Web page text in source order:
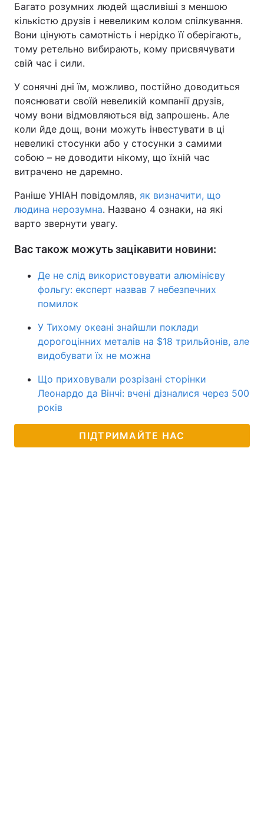
Багато розумних людей щасливіші з меншою
кількістю друзів і невеликим колом спілкування.
Вони цінують самотність і нерідко її оберігають,
тому ретельно вибирають, кому присвячувати
свій час і сили.
У сонячні дні їм, можливо, постійно доводиться
пояснювати своїй невеликій компанії друзів,
чому вони відмовляються від запрошень. Але
коли йде дощ, вони можуть інвестувати в ці
невеликі стосунки або у стосунки з самими
собою – не доводити нікому, що їхній час
витрачено не даремно.
Раніше УНІАН повідомляв, як визначити, що
людина нерозумна. Названо 4 ознаки, на які
варто звернути увагу.
Вас також можуть зацікавити новини:
Де не слід використовувати алюмінієву
фольгу: експерт назвав 7 небезпечних
помилок
У Тихому океані знайшли поклади
дорогоцінних металів на $18 трильйонів, але
видобувати їх не можна
Що приховували розрізані сторінки
Леонардо да Вінчі: вчені дізналися через 500
років
ПІДТРИМАЙТЕ НАС